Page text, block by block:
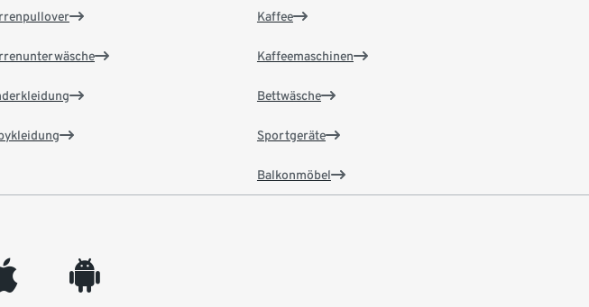
Kaffee
Kaffeemaschinen
Bettwäsche
Sportgeräte
Balkonmöbel
android